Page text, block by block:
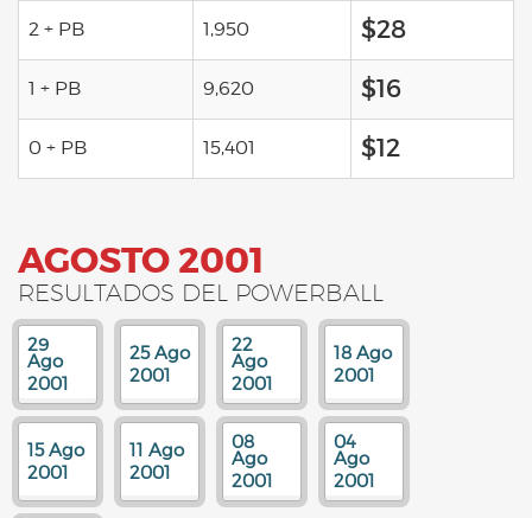
2 + PB 1,950 $28
1 + PB 9,620 $16
0 + PB 15,401 $12
AGOSTO 2001
RESULTADOS DEL POWERBALL
29
Ago
2001
25 Ago
2001
22
Ago
2001
18 Ago
2001
15 Ago
2001
11 Ago
2001
08
Ago
2001
04
Ago
2001